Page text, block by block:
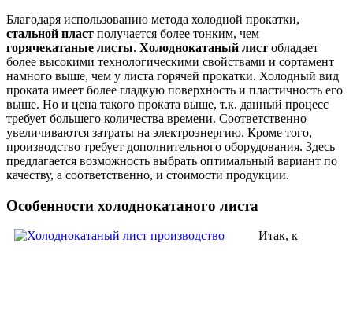
Благодаря использованию метода холодной прокатки,
стальной пласт получается более тонким, чем
горячекатаные листы. Холоднокатаный лист обладает
более высокими технологическими свойствами и сортамент
намного выше, чем у листа горячей прокатки. Холодный вид
проката имеет более гладкую поверхность и пластичность его
выше. Но и цена такого проката выше, т.к. данный процесс
требует большего количества времени. Соответственно
увеличиваются затраты на электроэнергию. Кроме того,
производство требует дополнительного оборудования. Здесь
предлагается возможность выбрать оптимальный вариант по
качеству, а соответственно, и стоимости продукции.
Особенности холоднокатаного листа
Итак, к